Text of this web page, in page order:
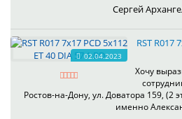
Сергей
02.04.2023
RST R017
Хочу
Ростов-на-Дону, ул. Доватора 159, (2
именно